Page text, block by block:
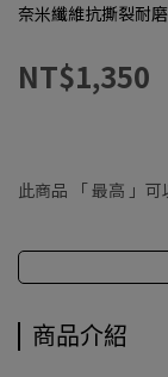
奈米纖維抗撕裂耐
NT$1,350
此商品 「 最高 」
商品介紹